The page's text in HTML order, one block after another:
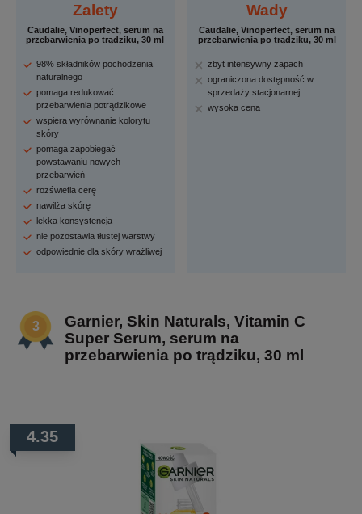
Zalety
Caudalie, Vinoperfect, serum na
przebarwienia po trądziku, 30 ml
98% składników pochodzenia
naturalnego
pomaga redukować
przebarwienia potrądzikowe
wspiera wyrównanie kolorytu
skóry
pomaga zapobiegać
powstawaniu nowych
przebarwień
rozświetla cerę
nawilża skórę
lekka konsystencja
nie pozostawia tłustej warstwy
odpowiednie dla skóry wrażliwej
Wady
Caudalie, Vinoperfect, serum na
przebarwienia po trądziku, 30 ml
zbyt intensywny zapach
ograniczona dostępność w
sprzedaży stacjonarnej
wysoka cena
Garnier, Skin Naturals, Vitamin C
Super Serum, serum na
przebarwienia po trądziku, 30 ml
4.35